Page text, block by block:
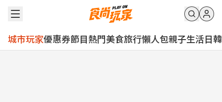
城市玩家優惠券節目熱門美食旅行懶人包親子生活日韓